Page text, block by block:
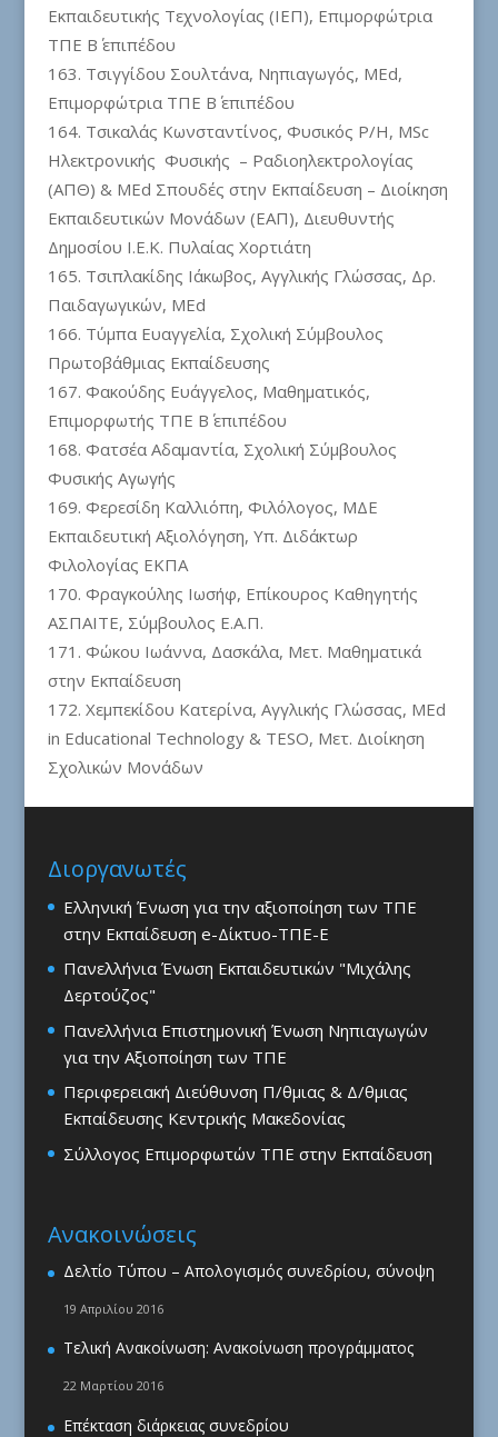
Εκπαιδευτικής Τεχνολογίας (ΙΕΠ), Επιμορφώτρια
ΤΠΕ Β΄ επιπέδου
Τσιγγίδου Σουλτάνα, Νηπιαγωγός, MEd,
Επιμορφώτρια ΤΠΕ Β΄ επιπέδου
Τσικαλάς Κωνσταντίνος, Φυσικός Ρ/Η, MSc
Ηλεκτρονικής Φυσικής – Ραδιοηλεκτρολογίας
(ΑΠΘ) & MΕd Σπουδές στην Εκπαίδευση – Διοίκηση
Εκπαιδευτικών Μονάδων (ΕΑΠ), Διευθυντής
Δημοσίου Ι.Ε.Κ. Πυλαίας Χορτιάτη
Τσιπλακίδης Ιάκωβος, Αγγλικής Γλώσσας, Δρ.
Παιδαγωγικών, MEd
Τύμπα Ευαγγελία, Σχολική Σύμβουλος
Πρωτοβάθμιας Εκπαίδευσης
Φακούδης Ευάγγελος, Μαθηματικός,
Επιμορφωτής ΤΠΕ Β΄ επιπέδου
Φατσέα Αδαμαντία, Σχολική Σύμβουλος
Φυσικής Αγωγής
Φερεσίδη Καλλιόπη, Φιλόλογος, ΜΔΕ
Εκπαιδευτική Αξιολόγηση, Υπ. Διδάκτωρ
Φιλολογίας ΕΚΠΑ
Φραγκούλης Ιωσήφ, Επίκουρος Καθηγητής
ΑΣΠΑΙΤΕ, Σύμβουλος Ε.Α.Π.
Φώκου Ιωάννα, Δασκάλα, Μετ. Μαθηματικά
στην Εκπαίδευση
Χεμπεκίδου Κατερίνα, Αγγλικής Γλώσσας, MEd
in Educational Technology & TESO, Μετ. Διοίκηση
Σχολικών Μονάδων
Διοργανωτές
Ελληνική Ένωση για την αξιοποίηση των ΤΠΕ
στην Εκπαίδευση e-Δίκτυο-ΤΠΕ-Ε
Πανελλήνια Ένωση Εκπαιδευτικών "Μιχάλης
Δερτούζος"
Πανελλήνια Επιστημονική Ένωση Νηπιαγωγών
για την Αξιοποίηση των ΤΠΕ
Περιφερειακή Διεύθυνση Π/θμιας & Δ/θμιας
Εκπαίδευσης Κεντρικής Μακεδονίας
Σύλλογος Επιμορφωτών ΤΠΕ στην Εκπαίδευση
Ανακοινώσεις
Δελτίο Τύπου – Απολογισμός συνεδρίου, σύνοψη
19 Απριλίου 2016
Τελική Ανακοίνωση: Ανακοίνωση προγράμματος
22 Μαρτίου 2016
Επέκταση διάρκειας συνεδρίου